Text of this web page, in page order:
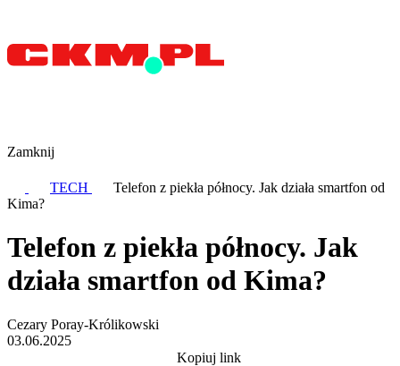
Zamknij
TECH
Telefon z piekła północy. Jak działa smartfon od
Kima?
Telefon z piekła północy. Jak
działa smartfon od Kima?
Cezary Poray-Królikowski
03.06.2025
Kopiuj link